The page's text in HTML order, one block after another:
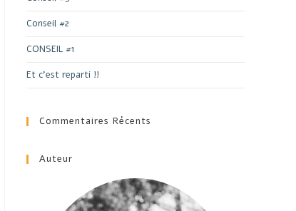
Conseil #2
CONSEIL #1
Et c’est reparti !!
Commentaires Récents
Auteur